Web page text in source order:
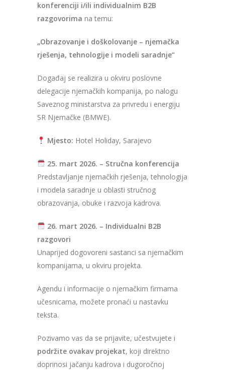
konferenciji i/ili individualnim B2B
razgovorima na temu:
„Obrazovanje i doškolovanje – njemačka
rješenja, tehnologije i modeli saradnje“
Događaj se realizira u okviru poslovne
delegacije njemačkih kompanija, po nalogu
Saveznog ministarstva za privredu i energiju
SR Njemačke (BMWE).
Mjesto: Hotel Holiday, Sarajevo
25. mart 2026. – Stručna konferencija
Predstavljanje njemačkih rješenja, tehnologija
i modela saradnje u oblasti stručnog
obrazovanja, obuke i razvoja kadrova.
26. mart 2026. – Individualni B2B
razgovori
Unaprijed dogovoreni sastanci sa njemačkim
kompanijama, u okviru projekta.
Agendu i informacije o njemačkim firmama
učesnicama, možete pronaći u nastavku
teksta.
Pozivamo vas da se prijavite, učestvujete i
podržite ovakav projekat, koji direktno
doprinosi jačanju kadrova i dugoročnoj